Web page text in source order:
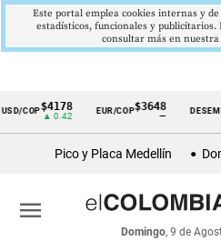
Cintillo
económicos
Colombia
COP$4178
▲ 0.42
EUR/COP$3648
Pico y Placa Medellín
Domingo, 9 de
menu
Este portal emplea cookies internas y
estadísticos, funcionales y publicitarios.
consultar más en nuestra